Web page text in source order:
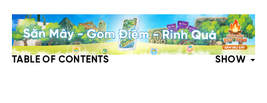
TABLE OF CONTENTS SHOW